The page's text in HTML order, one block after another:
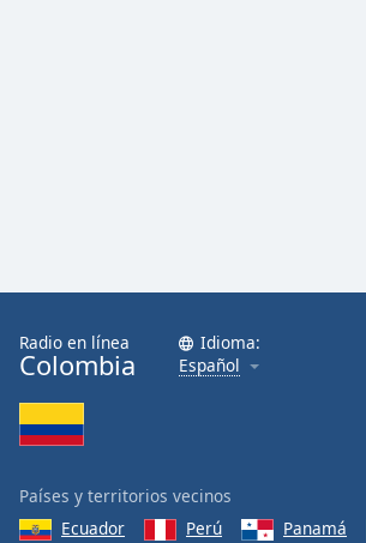
Radio en línea
Colombia
Idioma:
Español
Países y territorios vecinos
Ecuador
Perú Panamá